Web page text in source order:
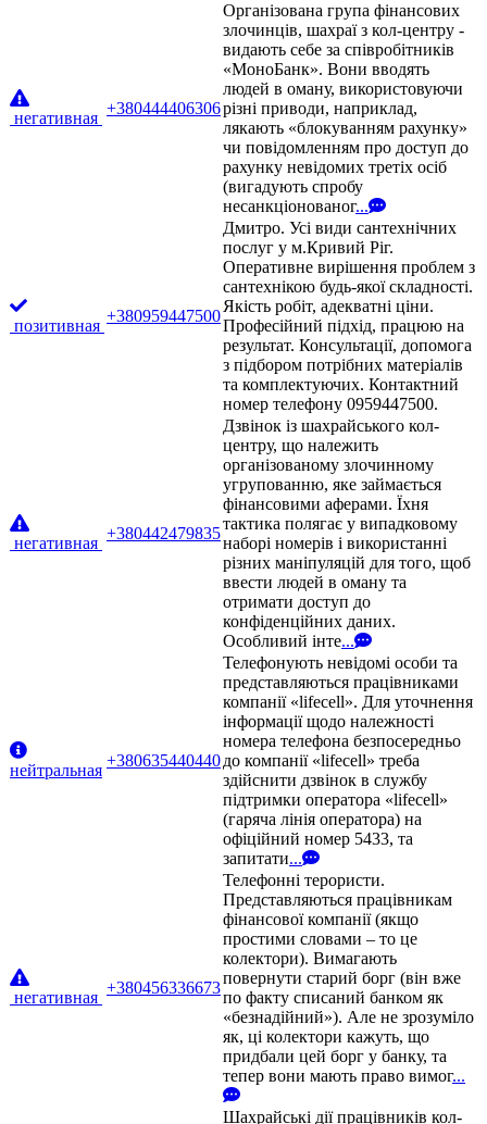
негативная
+380444406306
Організована група фінансових
злочинців, шахраї з кол-центру -
видають себе за співробітників
«МоноБанк». Вони вводять
людей в оману, використовуючи
різні приводи, наприклад,
лякають «блокуванням рахунку»
чи повідомленням про доступ до
рахунку невідомих третіх осіб
(вигадують спробу
несанкціонованог...
позитивная
+380959447500
Дмитро. Усі види сантехнічних
послуг у м.Кривий Ріг.
Оперативне вирішення проблем з
сантехнікою будь-якої складності.
Якість робіт, адекватні ціни.
Професійний підхід, працюю на
результат. Консультації, допомога
з підбором потрібних матеріалів
та комплектуючих. Контактний
номер телефону 0959447500.
негативная
+380442479835
Дзвінок із шахрайського кол-
центру, що належить
організованому злочинному
угрупованню, яке займається
фінансовими аферами. Їхня
тактика полягає у випадковому
наборі номерів і використанні
різних маніпуляцій для того, щоб
ввести людей в оману та
отримати доступ до
конфіденційних даних.
Особливий інте...
нейтральная
+380635440440
Телефонують невідомі особи та
представляються працівниками
компанії «lifecell». Для уточнення
інформації щодо належності
номера телефона безпосередньо
до компанії «lifecell» треба
здійснити дзвінок в службу
підтримки оператора «lifecell»
(гаряча лінія оператора) на
офіційний номер 5433, та
запитати...
негативная
+380456336673
Телефонні терористи.
Представляються працівникам
фінансової компанії (якщо
простими словами – то це
колектори). Вимагають
повернути старий борг (він вже
по факту списаний банком як
«безнадійний»). Але не зрозуміло
як, ці колектори кажуть, що
придбали цей борг у банку, та
тепер вони мають право вимог...
Шахрайські дії працівників кол-